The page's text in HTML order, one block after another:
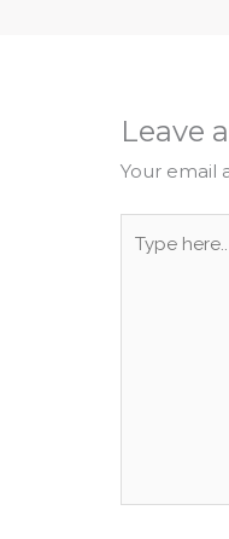
Leave
Your email
here..